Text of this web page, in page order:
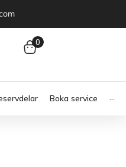
0
Boka service ···